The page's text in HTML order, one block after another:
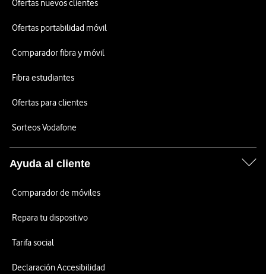
Ofertas nuevos clientes
Ofertas portabilidad móvil
Comparador fibra y móvil
Fibra estudiantes
Ofertas para clientes
Sorteos Vodafone
Ayuda al cliente
Comparador de móviles
Repara tu dispositivo
Tarifa social
Declaración Accesibilidad